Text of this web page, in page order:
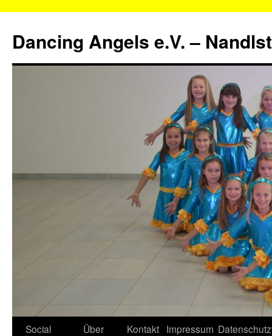
springen
Dancing Angels e.V. –
Social
Über
Kontakt Impressum